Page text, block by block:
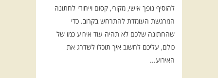
להוסיף נופך אישי, מקורי, קסום וייחודי לחתונה
המרגשת העומדת להתרחש בקרוב. כדי
שהחתונה שלכם לא תהיה עוד אירוע כמו של
כולם, עליכם לחשוב איך תוכלו לשדרג את
האירוע...